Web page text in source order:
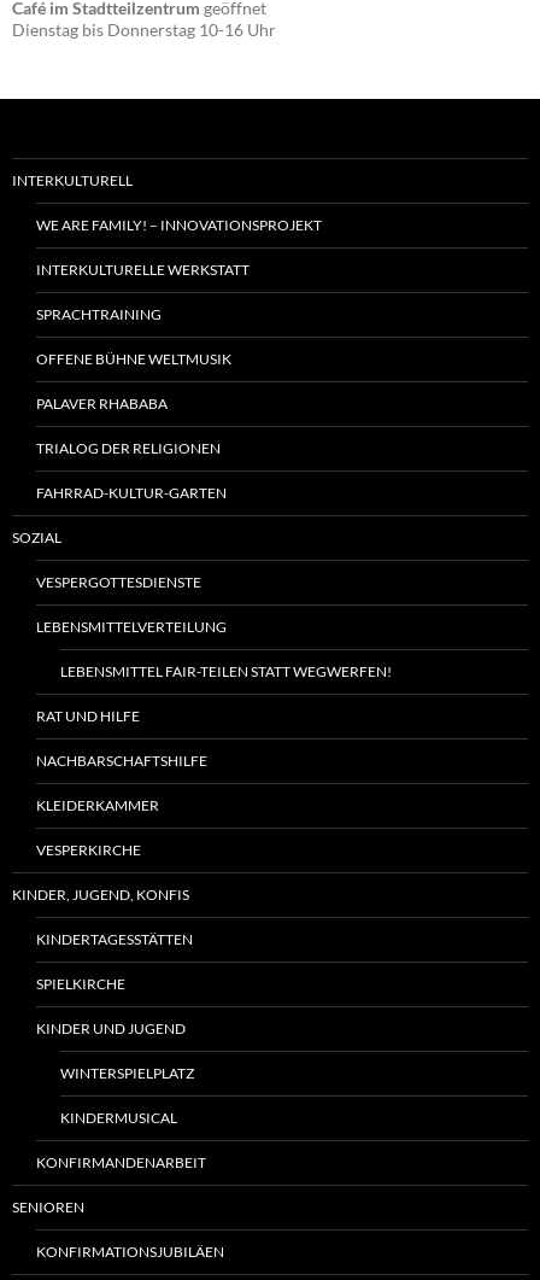
Café im Stadtteilzentrum geöffnet
Dienstag bis Donnerstag 10-16 Uhr
INTERKULTURELL
WE ARE FAMILY! – INNOVATIONSPROJEKT
INTERKULTURELLE WERKSTATT
SPRACHTRAINING
OFFENE BÜHNE WELTMUSIK
PALAVER RHABABA
TRIALOG DER RELIGIONEN
FAHRRAD-KULTUR-GARTEN
SOZIAL
VESPERGOTTESDIENSTE
LEBENSMITTELVERTEILUNG
LEBENSMITTEL FAIR-TEILEN STATT WEGWERFEN!
RAT UND HILFE
NACHBARSCHAFTSHILFE
KLEIDERKAMMER
VESPERKIRCHE
KINDER, JUGEND, KONFIS
KINDERTAGESSTÄTTEN
SPIELKIRCHE
KINDER UND JUGEND
WINTERSPIELPLATZ
KINDERMUSICAL
KONFIRMANDENARBEIT
SENIOREN
KONFIRMATIONSJUBILÄEN